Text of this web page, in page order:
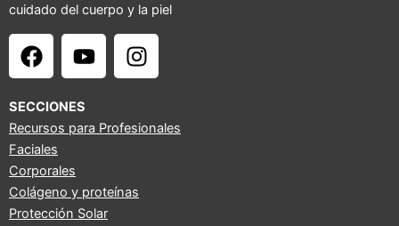
cuidado del cuerpo y la piel
F
a
e
b
o
o
k
Y
o
t
u
I
n
a
a
SECCIONES
Recursos para Profesionales
Faciales
Corporales
Colágeno y proteínas
Protección Solar